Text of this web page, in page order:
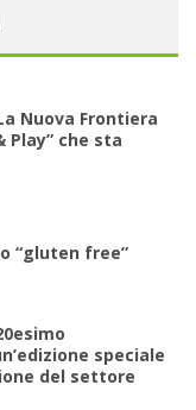
Nuova Frontiera
Play” che sta
“gluten free”
speciale
del settore